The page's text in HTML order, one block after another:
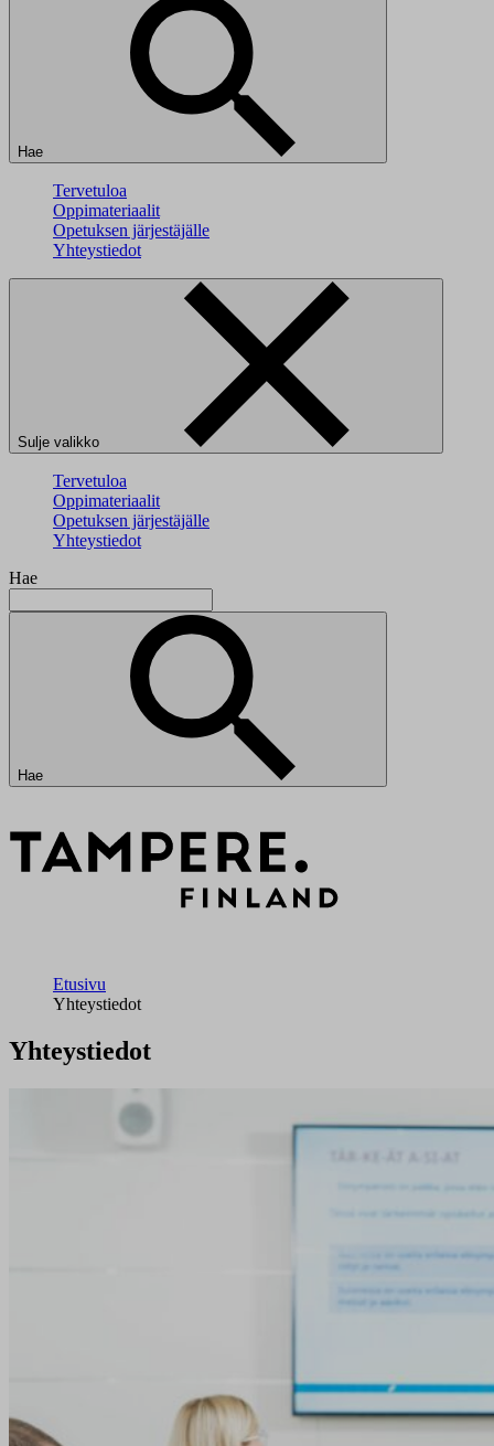
Hae
Tervetuloa
Oppimateriaalit
Opetuksen järjestäjälle
Yhteystiedot
Sulje valikko
Tervetuloa
Oppimateriaalit
Opetuksen järjestäjälle
Yhteystiedot
Hae
Hae
Etusivu
Yhteystiedot
Yhteystiedot